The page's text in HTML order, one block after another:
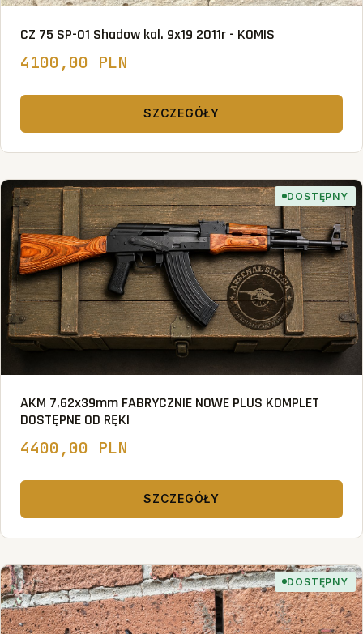
CZ 75 SP-01 Shadow kal. 9x19 2011r - KOMIS
4100,00 PLN
SZCZEGÓŁY
DOSTĘPNY
AKM 7,62x39mm FABRYCZNIE NOWE PLUS KOMPLET
DOSTĘPNE OD RĘKI
4400,00 PLN
SZCZEGÓŁY
DOSTĘPNY